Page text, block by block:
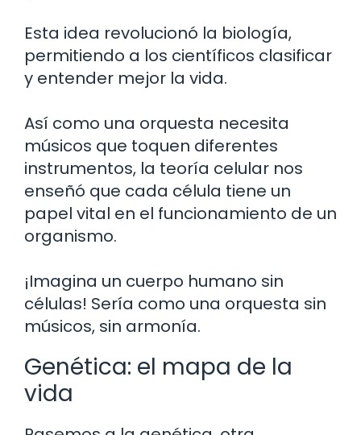
Esta idea revolucionó la biología,
permitiendo a los científicos clasificar
y entender mejor la vida.
Así como una orquesta necesita
músicos que toquen diferentes
instrumentos, la teoría celular nos
enseñó que cada célula tiene un
papel vital en el funcionamiento de un
organismo.
¡Imagina un cuerpo humano sin
células! Sería como una orquesta sin
músicos, sin armonía.
Genética: el mapa de la
vida